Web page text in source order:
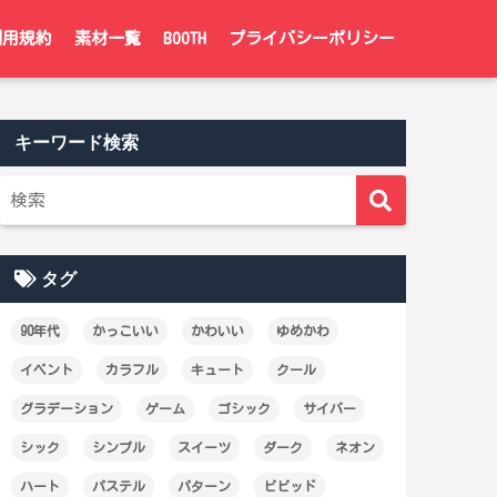
規約 素材一覧 BOOTH プライバシーポリシー
キーワード検索
タグ
90年代 かっこいい かわいい ゆめかわ
イベント カラフル キュート クール
グラデーション ゲーム ゴシック サイバー
シック シンプル スイーツ ダーク ネオン
ハート パステル パターン ビビッド